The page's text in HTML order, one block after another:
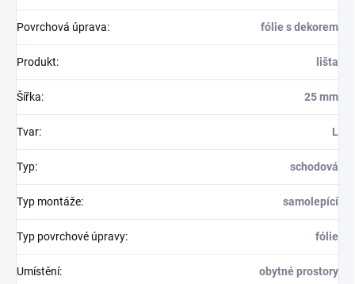
Povrchová úprava: fólie s dekorem
Produkt: lišta
Šířka: 25 mm
Tvar: L
Typ: schodová
Typ montáže: samolepící
Typ povrchové úpravy: fólie
Umístění: obytné prostory